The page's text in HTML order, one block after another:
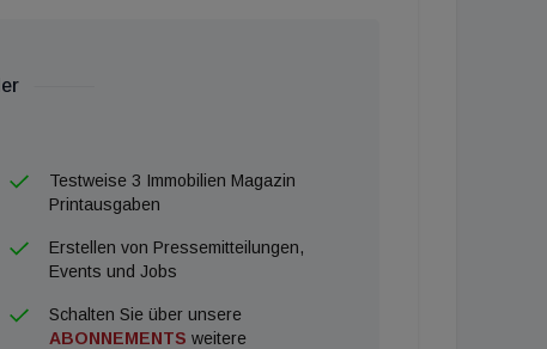
Testweise 3 Immobilien Magazin
Printausgaben
Erstellen von Pressemitteilungen,
Events und Jobs
Schalten Sie über unsere
ABONNEMENTS weitere